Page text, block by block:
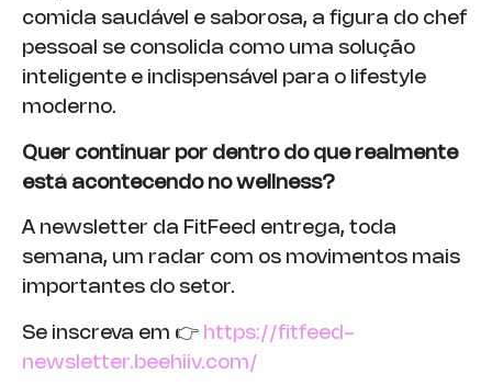
comida saudável e saborosa, a figura do chef
pessoal se consolida como uma solução
inteligente e indispensável para o lifestyle
moderno.
Quer continuar por dentro do que realmente
está acontecendo no wellness?
A newsletter da FitFeed entrega, toda
semana, um radar com os movimentos mais
importantes do setor.
Se inscreva em 👉 https://fitfeed-
newsletter.beehiiv.com/